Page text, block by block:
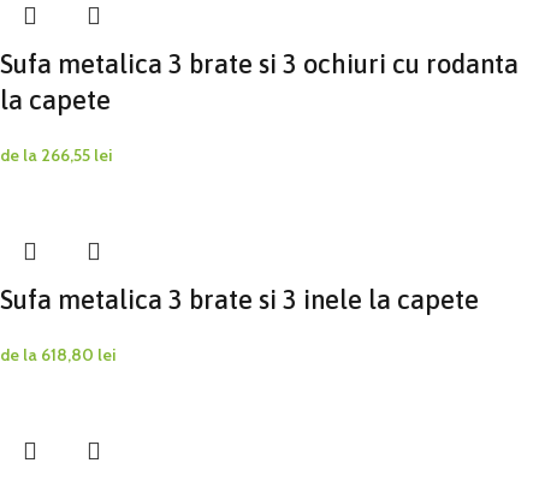
Sufa metalica 3 brate si 3 ochiuri cu rodanta
la capete
de la 266,55 lei
Sufa metalica 3 brate si 3 inele la capete
de la 618,80 lei